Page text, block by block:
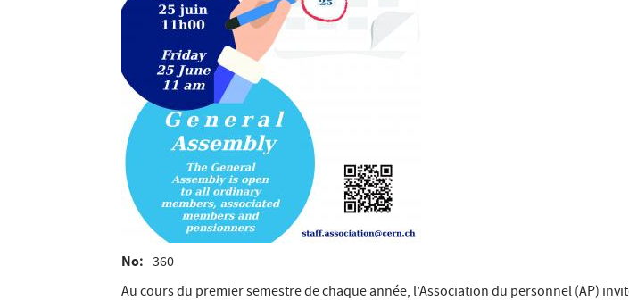
No
360
Au cours du premier semestre de chaque année, l’Association du personnel (AP)